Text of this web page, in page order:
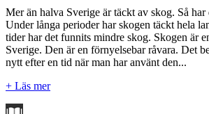
Mer än halva Sverige är täckt av skog. Så
Under långa perioder har skogen täckt hela
tider har det funnits mindre skog. Skogen är
Sverige. Den är en förnyelsebar råvara. Det
nytt efter en tid när man har använt den...
+ Läs mer